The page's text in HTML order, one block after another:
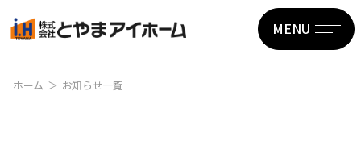
MENU
ホーム お知らせ一覧